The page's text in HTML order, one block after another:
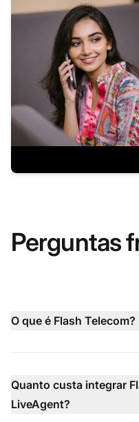
Perguntas
O que é Flash Telecom?
Quanto custa integrar
LiveAgent?